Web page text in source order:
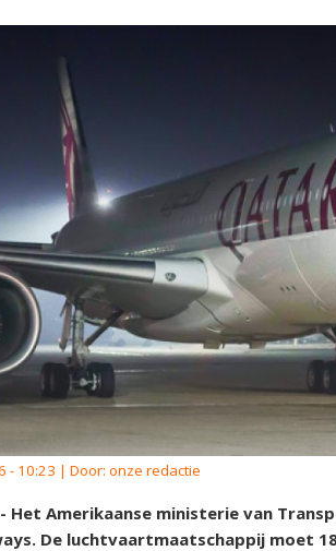
- 10:23 | Door: onze redactie
- Het Amerikaanse ministerie van
De luchtvaartmaatschappij moet